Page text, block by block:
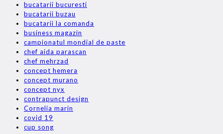
bucatarii bucuresti
bucatarii buzau
bucatarii la comanda
business magazin
campionatul mondial de paste
chef aida parascan
chef mehrzad
concept hemera
concept murano
concept nyx
contrapunct design
Cornelia marin
covid 19
cup song